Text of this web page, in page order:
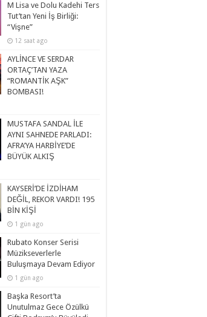
M Lisa ve Dolu Kadehi Ters
Tut’tan Yeni İş Birliği:
“Vişne”
12 saat ago
AYLİNCE VE SERDAR
ORTAÇ’TAN YAZA
“ROMANTİK AŞK”
BOMBASI!
MUSTAFA SANDAL İLE
AYNI SAHNEDE PARLADI:
AFRA’YA HARBİYE’DE
BÜYÜK ALKIŞ
KAYSERİ’DE İZDİHAM
DEĞİL, REKOR VARDI! 195
BİN KİŞİ
1 gün ago
Rubato Konser Serisi
Müzikseverlerle
Buluşmaya Devam Ediyor
1 gün ago
Başka Resort’ta
Unutulmaz Gece Özülkü